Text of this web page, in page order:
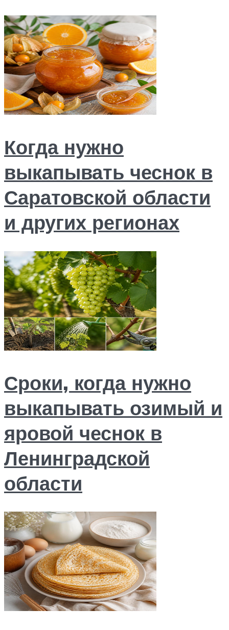
Когда нужно
выкапывать чеснок в
Саратовской области
и других регионах
Сроки, когда нужно
выкапывать озимый и
яровой чеснок в
Ленинградской
области